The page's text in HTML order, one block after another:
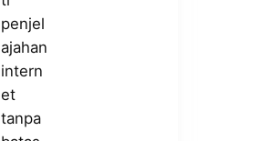
penjel
ajahan
intern
et
tanpa